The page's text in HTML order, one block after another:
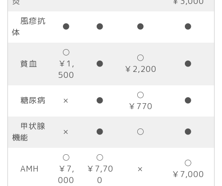
風疹抗
体
● ● ● ●
貧血
○
￥1,
500
●
○
￥2,200
●
糖尿病 × ●
○
￥770
●
甲状腺
機能
× ● ○ ●
AMH
○
￥7,
000
○
￥7,70
0
×
○
￥7,000